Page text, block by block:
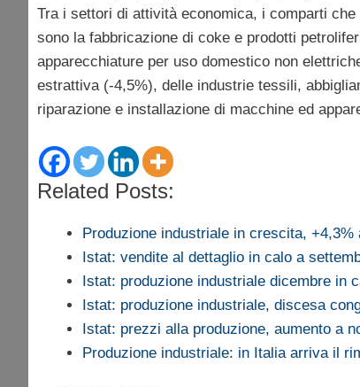
Tra i settori di attività economica, i comparti
sono la fabbricazione di coke e prodotti
apparecchiature per uso domestico non
estrattiva (-4,5%), delle industrie tessili,
riparazione e installazione di macchine ed
Related Posts:
Produzione industriale in crescita, +4,3%
Istat: vendite al dettaglio in calo a
Istat: produzione industriale dicembre in
Istat: produzione industriale, discesa
Istat: prezzi alla produzione, aumento a
Produzione industriale: in Italia arriva il